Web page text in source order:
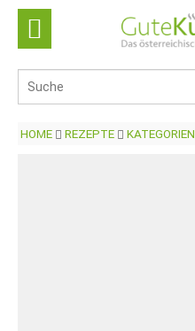
HOME REZEPTE KATEGORIEN